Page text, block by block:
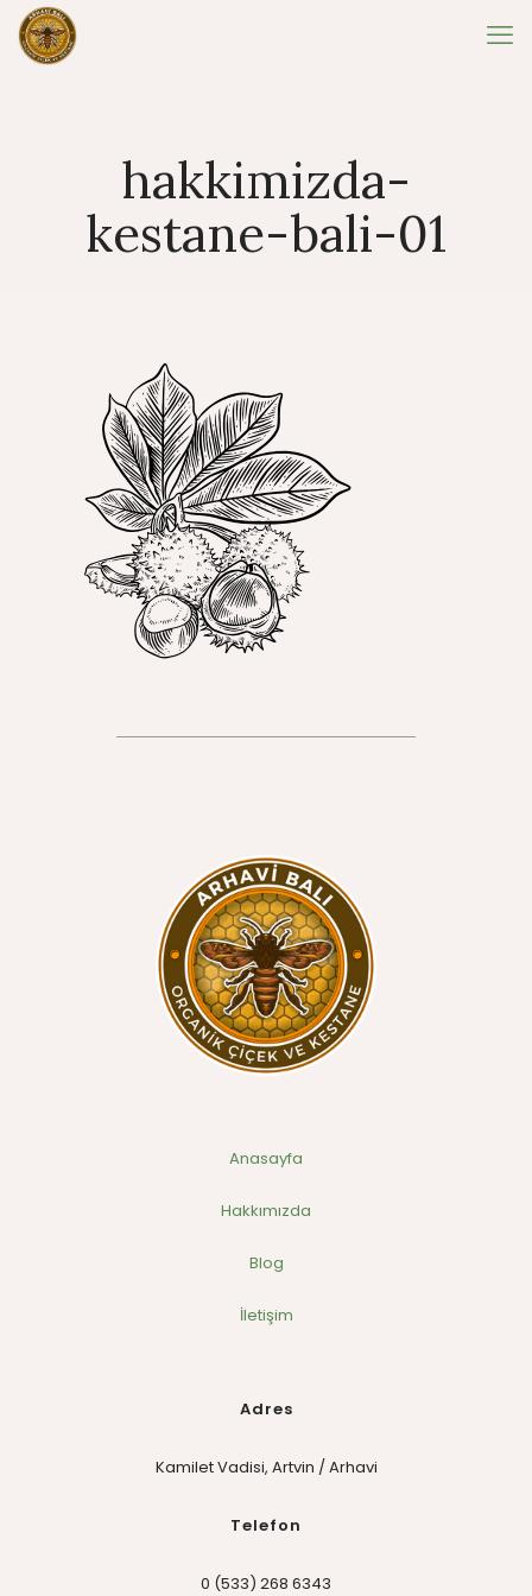
hakkimizda-
kestane-bali-01
Anasayfa
Hakkımızda
Blog
İletişim
Adres
Kamilet Vadisi, Artvin / Arhavi
Telefon
0 (533) 268 6343